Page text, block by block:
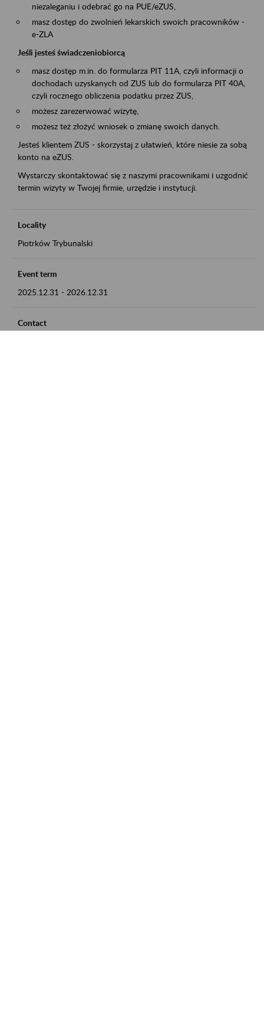
niezaleganiu i odebrać go na PUE/eZUS,
masz dostęp do zwolnień lekarskich swoich pracowników -
e-ZLA
Jeśli jesteś świadczeniobiorcą
masz dostęp m.in. do formularza PIT 11A, czyli informacji o
dochodach uzyskanych od ZUS lub do formularza PIT 40A,
czyli rocznego obliczenia podatku przez ZUS,
możesz zarezerwować wizytę,
możesz też złożyć wniosek o zmianę swoich danych.
Jesteś klientem ZUS - skorzystaj z ułatwień, które niesie za sobą
konto na eZUS.
Wystarczy skontaktować się z naszymi pracownikami i uzgodnić
termin wizyty w Twojej firmie, urzędzie i instytucji.
Locality
Piotrków Trybunalski
Event term
2025.12.31 - 2026.12.31
Contact